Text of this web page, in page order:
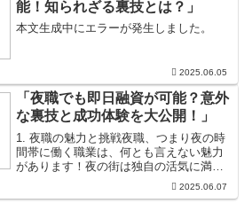
能！知られざる裏技とは？」
本文生成中にエラーが発生しました。
2025.06.05
「夜職でも即日融資が可能？意外
な裏技と成功体験を大公開！」
1. 夜職の魅力と挑戦夜職、つまり夜の時
間帯に働く職業は、何とも言えない魅力
があります！夜の街は独自の活気に満ち
ていて、昼間とは違う雰囲気が漂ってい
ます。自由な時間配分が可能なので、
2025.06.07